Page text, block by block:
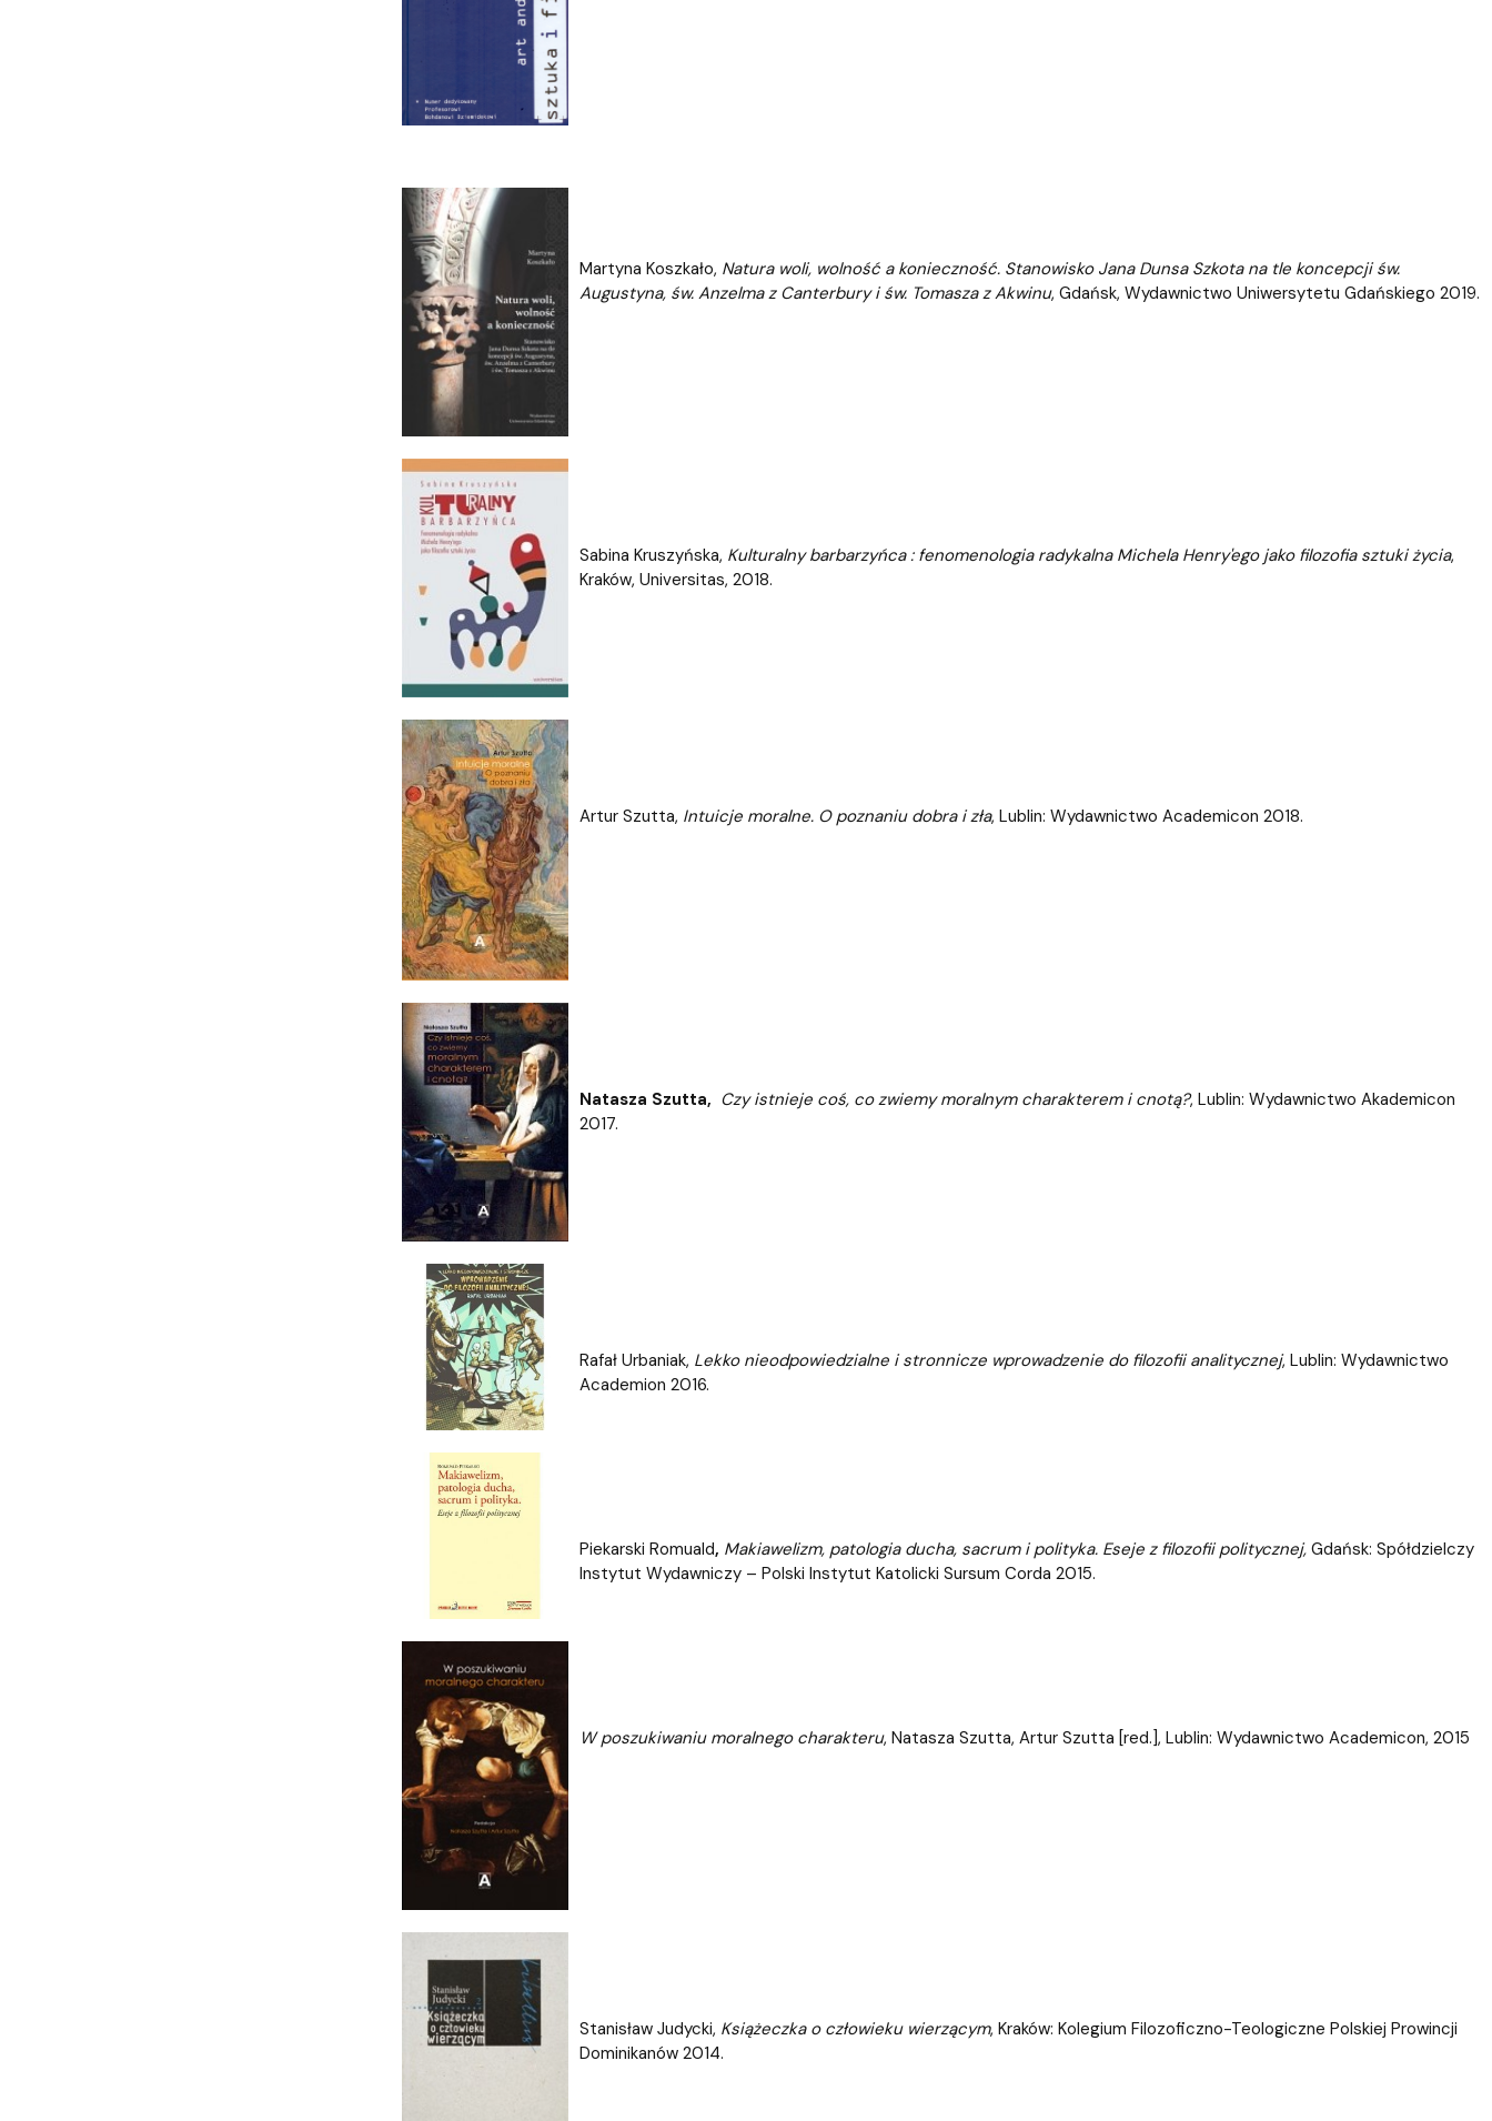
Martyna Koszkało, Natura woli, wolność a konieczność. Stanowisko Jana Dunsa Szkota na tle koncepcji św.
Augustyna, św. Anzelma z Canterbury i św. Tomasza z Akwinu, Gdańsk, Wydawnictwo Uniwersytetu Gdańskiego 2019.
Sabina Kruszyńska, Kulturalny barbarzyńca : fenomenologia radykalna Michela Henry'ego jako filozofia sztuki życia,
Kraków, Universitas, 2018.
Artur Szutta, Intuicje moralne. O poznaniu dobra i zła, Lublin: Wydawnictwo Academicon 2018.
Natasza Szutta, Czy istnieje coś, co zwiemy moralnym charakterem i cnotą?, Lublin: Wydawnictwo Akademicon
2017.
Rafał Urbaniak, Lekko nieodpowiedzialne i stronnicze wprowadzenie do filozofii analitycznej, Lublin: Wydawnictwo
Academion 2016.
Piekarski Romuald, Makiawelizm, patologia ducha, sacrum i polityka. Eseje z filozofii politycznej,Gdańsk: Spółdzielczy
Instytut Wydawniczy – Polski Instytut Katolicki Sursum Corda 2015.
W poszukiwaniu moralnego charakteru, Natasza Szutta, Artur Szutta [red.], Lublin: Wydawnictwo Academicon, 2015
Stanisław Judycki, Książeczka o człowieku wierzącym, Kraków: Kolegium Filozoficzno-Teologiczne Polskiej Prowincji
Dominikanów 2014.